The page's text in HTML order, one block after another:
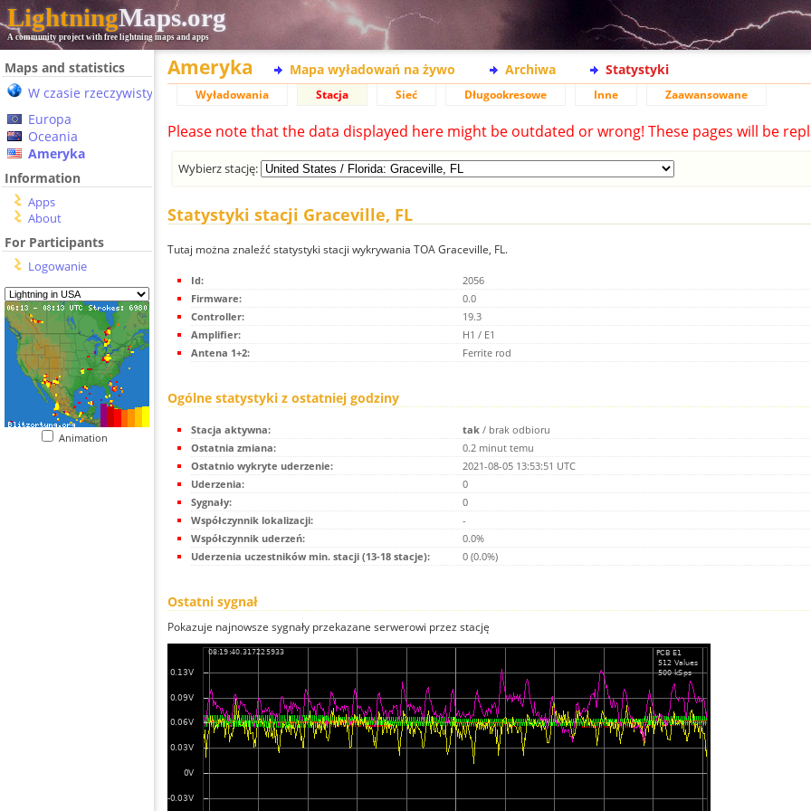
LightningMaps.org
A community project with free lightning maps and apps
Maps and statistics
W czasie rzeczywistym
Europa
Oceania
Ameryka
Information
Apps
About
For Participants
Logowanie
Animation
Ameryka Mapa wyładowań na żywo Archiwa Statystyki
Wyładowania Stacja Sieć Długookresowe Inne Zaawansowane
Please note that the data displayed here might be outdated or wrong! These pages will be
Wybierz stację:
Statystyki stacji Graceville, FL
Tutaj można znaleźć statystyki stacji wykrywania TOA Graceville, FL.
Id:
2056
Firmware:
0.0
Controller:
19.3
Amplifier:
H1 / E1
Antena 1+2:
Ferrite rod
Ogólne statystyki z ostatniej godziny
Stacja aktywna: tak / brak odbioru
Ostatnia zmiana:
0.2 minut temu
Ostatnio wykryte uderzenie:
2021-08-05 13:53:51 UTC
Uderzenia:
0
Sygnały:
0
Współczynnik lokalizacji:
-
Współczynnik uderzeń:
0.0%
Uderzenia uczestników min. stacji (13-18 stacje):
0 (0.0%)
Ostatni sygnał
Pokazuje najnowsze sygnały przekazane serwerowi przez stację